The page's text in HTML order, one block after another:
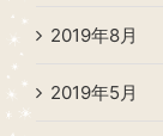
2019年8月
2019年5月